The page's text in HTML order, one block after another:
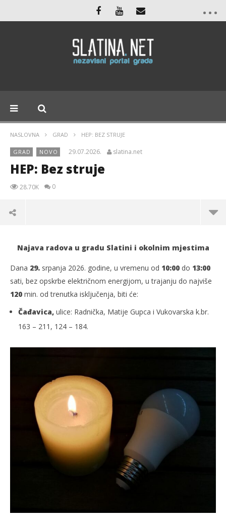
NASLOVNA GRAD HEP: BEZ STRUJE
GRAD NOVO 29.07.2026. slatina.net
HEP: Bez struje
28.70K 0
HEP: Bez struje
29.07.2026.
slatina.net
Najava radova u gradu Slatini i okolnim mjestima
Dana 29. srpanja 2026. godine, u vremenu od 10:00 do 13:00
sati, bez opskrbe električnom energijom, u trajanju do najviše
120 min. od trenutka isključenja, biti će:
Čađavica, ulice: Radnička, Matije Gupca i Vukovarska k.br.
163 – 211, 124 – 184.